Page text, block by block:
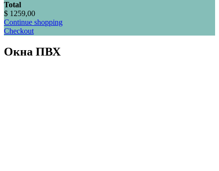
Total
$ 1259,00
Continue shopping
Checkout
Окна ПВХ